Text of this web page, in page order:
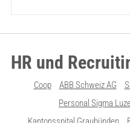
HR und
Coop ABB Schweiz AG
Personal Sigma